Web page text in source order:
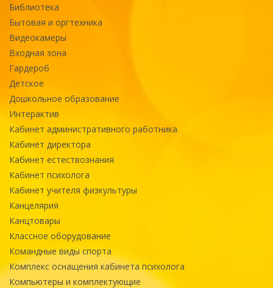
Библиотека
Бытовая и оргтехника
Видеокамеры
Входная зона
Гардероб
Детское
Дошкольное образование
Интерактив
Кабинет административного работника
Кабинет директора
Кабинет естествознания
Кабинет психолога
Кабинет учителя физкультуры
Канцелярия
Канцтовары
Классное оборудование
Командные виды спорта
Комплекс оснащения кабинета психолога
Компьютеры и комплектующие